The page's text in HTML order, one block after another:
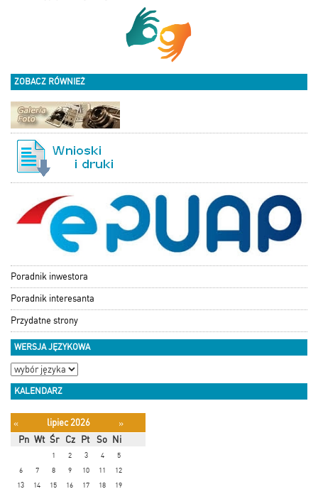
ZOBACZ RÓWNIEŻ
Poradnik inwestora
Poradnik interesanta
Przydatne strony
WERSJA JĘZYKOWA
KALENDARZ
« lipiec 2026
»
Pn Wt Śr Cz Pt So Ni
1 2 3 4
5
6
7 8 9 10 11
12
13
14 15 16 17 18 19